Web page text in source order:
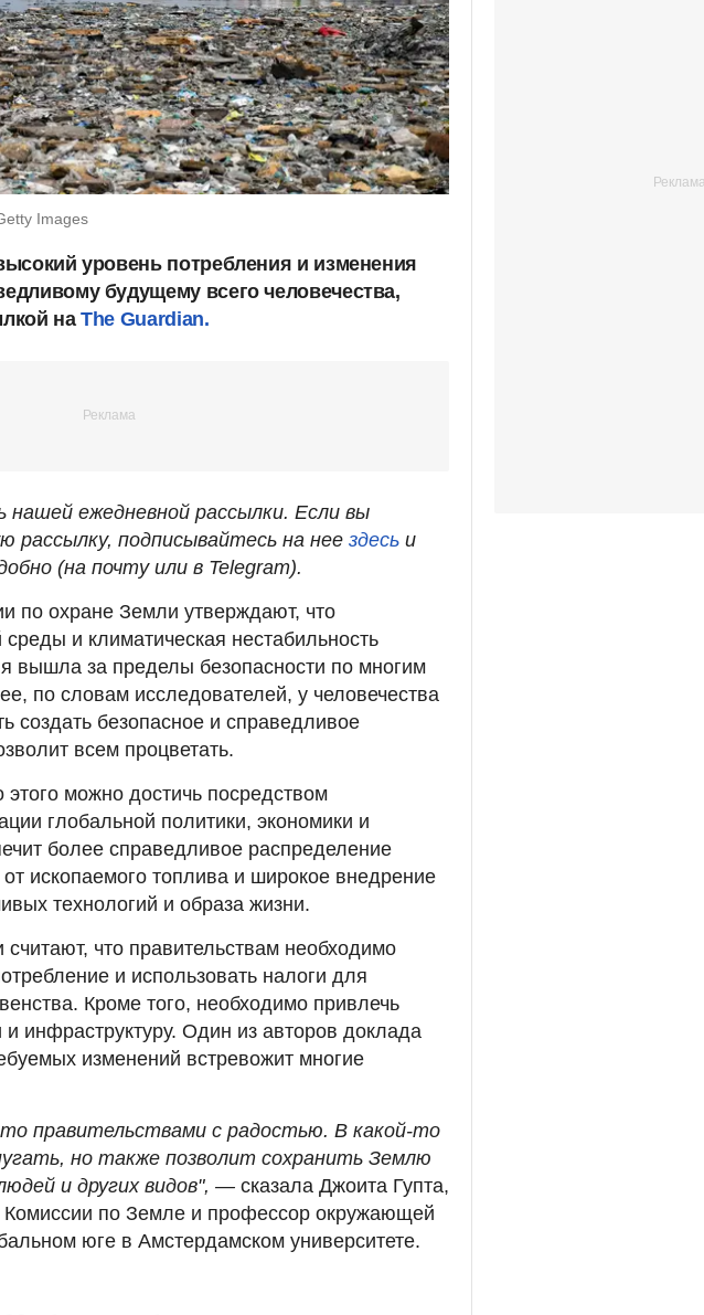
Images
уровень потребления и изменения
будущему всего человечества,
наThe Guardian.
ежедневной рассылки. Если вы
рассылку, подписывайтесь на нее здесь и
(на почту или в Telegram).
по охране Земли утверждают, что
и климатическая нестабильность
вышла за пределы безопасности по многим
по словам исследователей, у человечества
создать безопасное и справедливое
всем процветать.
этого можно достичь посредством
глобальной политики, экономики и
более справедливое распределение
ископаемого топлива и широкое внедрение
технологий и образа жизни.
что правительствам необходимо
и использовать налоги для
Кроме того, необходимо привлечь
и инфраструктуру. Один из авторов доклада
изменений встревожит многие
правительствами с радостью. В какой-то
но также позволит сохранить Землю
и других видов", — сказала Джоита Гупта,
по Земле и профессор окружающей
юге в Амстердамском университете.